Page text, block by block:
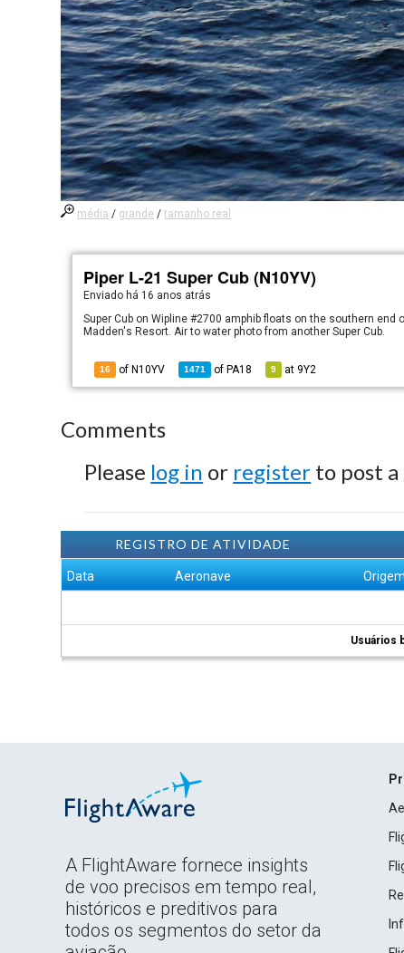
média / grande /tamanho real
Piper L-21 Super Cub (N10YV)
Enviado há 16 anos atrás
Super Cub on Wipline #2700 amphib floats on the southern
Madden's Resort. Air to water photo from another Super Cub.
16 of N10YV 1471 of PA18 9 at 9Y2
Comments
Please log in or register to post
REGISTRO DE ATIVIDADE
Data Aeronave Origem
Usuários
A FlightAware fornece insights
de voo precisos em tempo real,
históricos e preditivos para
todos os segmentos do setor da